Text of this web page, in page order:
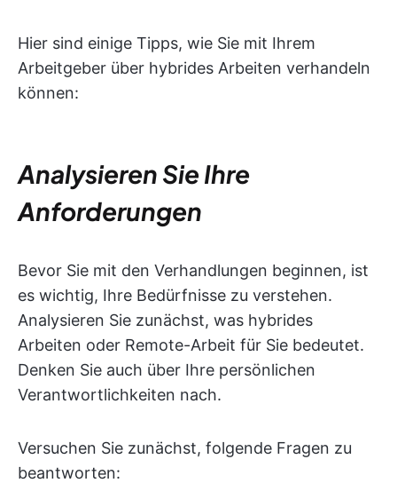
Hier sind einige Tipps, wie Sie mit Ihrem
Arbeitgeber über hybrides Arbeiten verhandeln
können:
Analysieren Sie Ihre
Anforderungen
Bevor Sie mit den Verhandlungen beginnen, ist
es wichtig, Ihre Bedürfnisse zu verstehen.
Analysieren Sie zunächst, was hybrides
Arbeiten oder Remote-Arbeit für Sie bedeutet.
Denken Sie auch über Ihre persönlichen
Verantwortlichkeiten nach.
Versuchen Sie zunächst, folgende Fragen zu
beantworten: